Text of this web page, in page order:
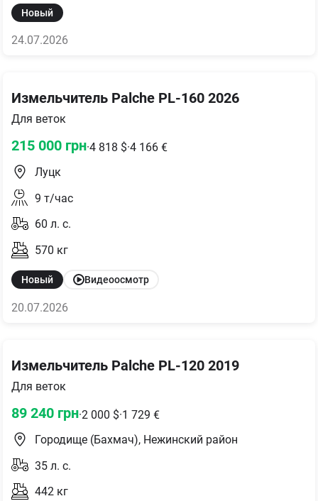
Новый
24.07.2026
Измельчитель Palche PL-160 2026
Для веток
215 000 грн·4 818 $·4 166 €
Луцк
9 т/час
60 л. с.
570 кг
Новый Видеоосмотр
20.07.2026
Измельчитель Palche PL-120 2019
Для веток
89 240 грн·2 000 $·1 729 €
Городище (Бахмач), Нежинский район
35 л. с.
442 кг